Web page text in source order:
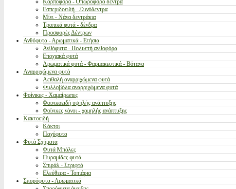
Καρποφόρα - Οπωροφόρα δέντρα
Εσπεριδοειδή - Ξυνόδεντρα
Μίνι - Νάνα δεντράκια
Τροπικά φυτά - δένδρα
Προσφορές Δέντρων
Ανθόφυτα - Αρωματικά - Ετήσια
Ανθόφυτα - Πολυετή ανθοφόρα
Εποχιακά φυτά
Αρωματικά φυτά - Φαρμακευτικά - Βότανα
Αναρριχώμενα φυτά
Αειθαλή αναρριχώμενα φυτά
Φυλλοβόλα αναρριχώμενα φυτά
Φοίνικες - Χαμαίρωπες
Φοινικοειδή υψηλής ανάπτυξης
Φοίνικες νάνοι - χαμηλής ανάπτυξης
Κακτοειδή
Κάκτοι
Παχύφυτα
Φυτά Σχήματα
Φυτά Μπάλες
Πυραμίδες φυτά
Σπιράλ - Στριφτά
Ελεύθερα - Τοπιάρια
Σπορόφυτα - Αρωματικά